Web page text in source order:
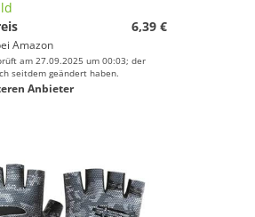
6,39 €
Amazon
am 27.09.2025 um 00:03; der
seitdem geändert haben.
Anbieter